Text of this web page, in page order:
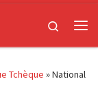
Search
Tchèque »National